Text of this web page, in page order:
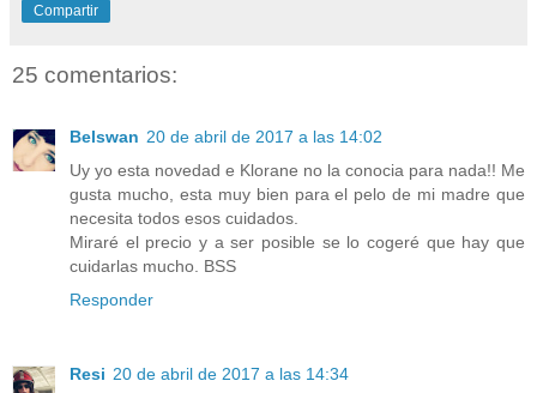
Compartir
25 comentarios:
Belswan 20 de abril de 2017 a las 14:02
Uy yo esta novedad e Klorane no la conocia para nada!! Me
gusta mucho, esta muy bien para el pelo de mi madre que
necesita todos esos cuidados.
Miraré el precio y a ser posible se lo cogeré que hay que
cuidarlas mucho. BSS
Responder
Resi 20 de abril de 2017 a las 14:34